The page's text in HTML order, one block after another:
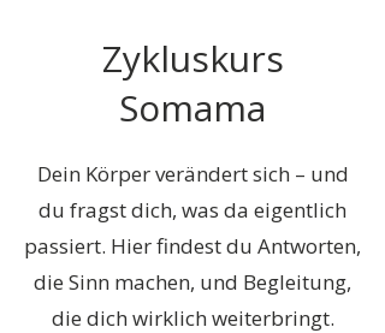
Zykluskurs
Somama
Dein Körper verändert sich – und
du fragst dich, was da eigentlich
passiert. Hier findest du Antworten,
die Sinn machen, und Begleitung,
die dich wirklich weiterbringt.